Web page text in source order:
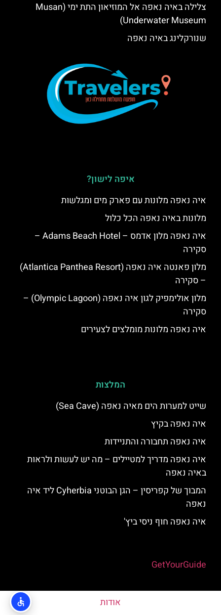
צלילה באיה נאפה אל המוזיאון התת ימי (Musan
Underwater Museum)
שנורקלינג באיה נאפה
איפה לישון?
איה נאפה מלונות עם פארק מים ומגלשות
מלונות באיה נאפה הכל כלול
איה נאפה מלון אדמס – Adams Beach Hotel –
סקירה
מלון פאנטה איה נאפה (Atlantica Panthea Resort)
– סקירה
מלון אולימפיק לגון איה נאפה (Olympic Lagoon) –
סקירה
איה נאפה מלונות מומלצים לצעירים
המלצות
שייט למערות הים מאיה נאפה (Sea Cave)
איה נאפה בקיץ
איה נאפה תחבורה והתניידות
איה נאפה מדריך למטיילים – מה יש לעשות ולראות
באיה נאפה
המבוך של קפריסין – הגן הבוטני Cyherbia‬‬ ליד איה
נאפה
איה נאפה חוף ניסי ביץ'
GetYourGuide
אודות